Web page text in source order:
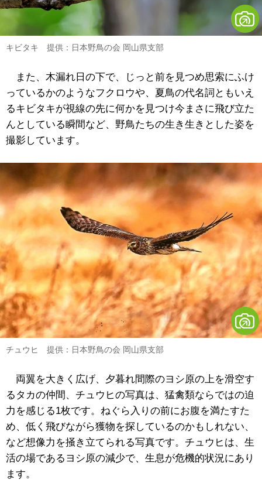
キビタキ 提供：日本野鳥の会 岡山県支部
また、木漏れ日の下で、じっと前を見つめ思索にふけ
っているかのようなフクロウや、夏鳥の代名詞ともいえ
るキビタキが視線の先に何かを見つけ今まさに飛び立た
んとしている瞬間など、野鳥たちの生き生きとした姿を
撮影しています。
チュウヒ 提供：日本野鳥の会 岡山県支部
両翼を大きく広げ、夕暮れ間際のヨシ原の上を滑空す
るタカの仲間、チュウヒの写真は、猛禽類ならではの迫
力を感じる1枚です。ねぐら入りの前にお腹を満たすた
め、低く飛びながら獲物を探しているのかもしれない、
など想像力を掻き立てられる写真です。チュウヒは、生
活の場であるヨシ原の減少で、生息が危機的状況にあり
ます。